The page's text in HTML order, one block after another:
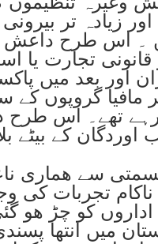
اور زیادہ تر
۔ اس طرح داعش
قانونی تجارت
اور بعد میں
مافیا گروپوں کے
تھے۔ اس طرح
اوردگان کے بیٹے
سے ھماری
ناکام تجربات
اداروں کو چڑ ھو
میں انتھا